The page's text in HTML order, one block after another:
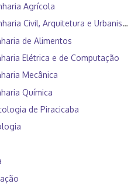
Agrícola
Civil, Arquitetura e Urbanismo
de Alimentos
Elétrica e de Computação
Mecânica
Química
de Piracicaba